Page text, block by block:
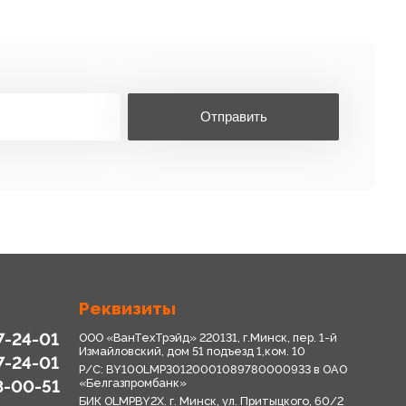
Отправить
24-01
24-01
00-51
Реквизиты
ООО «ВанТехТрэйд» 220131, г.Минск, пер. 1-й
Измайловский, дом 51 подъезд 1,ком. 10
Р/С: BY10OLMP30120001089780000933 в OАО
«Белгазпромбанк»
БИК OLMPBY2X. г. Минск, ул. Притыцкого, 60/2